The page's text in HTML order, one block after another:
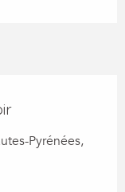
Pyrénées,